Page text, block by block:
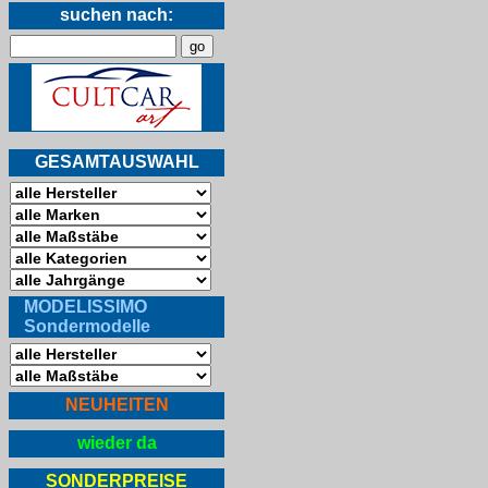
suchen nach:
GESAMTAUSWAHL
MODELISSIMO
Sondermodelle
NEUHEITEN
wieder da
SONDERPREISE